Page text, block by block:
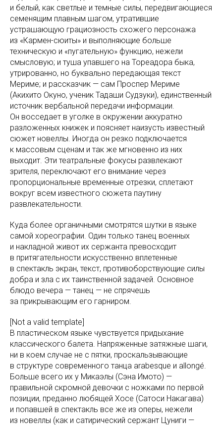
и белый, как светлые и темные силы, передвигающиеся
семенящим плавным шагом, утратившие
устрашающую грациозность схожего персонажа
из «Кармен-сюиты» и выполняющие больше
техническую и «пугательную» функцию, нежели
смысловую; и туша упавшего на Тореадора быка,
утрированно, но буквально передающая текст
Мериме; и рассказчик — сам Проспер Мериме
(Акихито Окуно, ученик Тадаши Судзуки), единственный
источник вербальной передачи информации.
Он восседает в уголке в окружении аккуратно
разложенных книжек и поясняет наизусть известный
сюжет новеллы. Иногда он резко подключается
к массовым сценам и так же мгновенно из них
выходит. Эти театральные фокусы развлекают
зрителя, переключают его внимание через
пропорциональные временные отрезки, сплетают
вокруг всем известного сюжета паутину
развлекательности.
Куда более органичными смотрятся шутки в языке
самой хореографии. Один только танец военных
и накладной живот их сержанта превосходит
в притягательности искусственно вплетенные
в спектакль экран, текст, противоборствующие силы
добра и зла с их таинственной задачей. Основное
блюдо вечера — танец — не спрячешь
за прикрывающим его гарниром.
[Not a valid template]
В пластическом языке чувствуется придыхание
классического балета. Напряженные затяжные шаги,
ни в коем случае не с пятки, проскальзывающие
в структуре современного танца arabesque и allongé.
Больше всего их у Микаэлы (Сэна Имото) —
правильной скромной девочки с ножками по первой
позиции, преданно любящей Хосе (Сатоси Накагава)
и попавшей в спектакль все же из оперы, нежели
из новеллы (как и сатирический сержант Цуниги —